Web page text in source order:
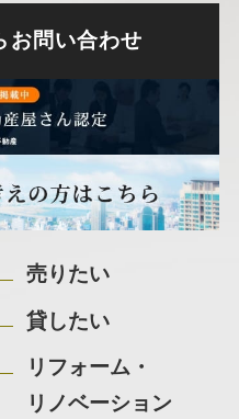
お問い合わせ
売りたい
貸したい
リフォーム・
リノベーション